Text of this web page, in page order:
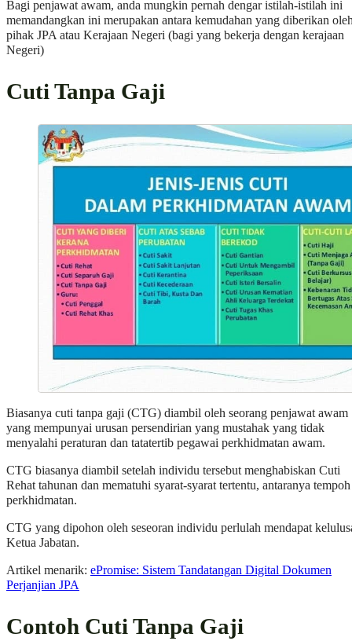
Bagi penjawat awam, anda mungkin pernah dengar istilah-istilah ini
memandangkan ini merupakan antara kemudahan yang diberikan
pihak JPA atau Kerajaan Negeri (bagi yang bekerja dengan kerajaan
Negeri)
Cuti Tanpa Gaji
Biasanya cuti tanpa gaji (CTG) diambil oleh seorang penjawat awam
yang mempunyai urusan persendirian yang mustahak yang tidak
menyalahi peraturan dan tatatertib pegawai perkhidmatan awam.
CTG biasanya diambil setelah individu tersebut menghabiskan Cuti
Rehat tahunan dan mematuhi syarat-syarat tertentu, antaranya tempoh
perkhidmatan.
CTG yang dipohon oleh seseoran individu perlulah mendapat
Ketua Jabatan.
Artikel menarik: ePromise: Sistem Tandatangan Digital Dokumen
Perjanjian JPA
Contoh Cuti Tanpa Gaji